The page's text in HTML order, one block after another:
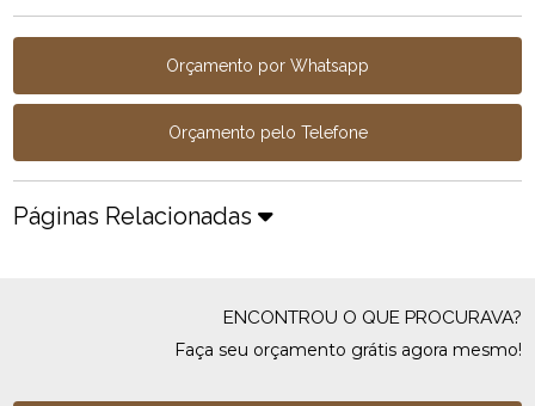
Orçamento por Whatsapp
Orçamento pelo Telefone
Páginas Relacionadas
ENCONTROU O QUE PROCURAVA?
Faça seu orçamento grátis agora mesmo!